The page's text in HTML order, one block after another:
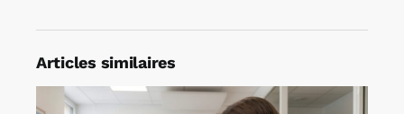
Articles similaires